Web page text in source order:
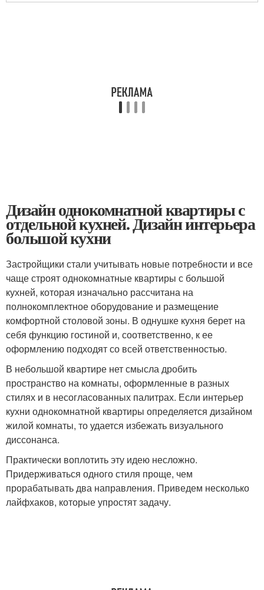
Дизайн однокомнатной квартиры с
отдельной кухней. Дизайн интерьера
большой кухни
Застройщики стали учитывать новые потребности и все
чаще строят однокомнатные квартиры с большой
кухней, которая изначально рассчитана на
полнокомплектное оборудование и размещение
комфортной столовой зоны. В однушке кухня берет на
себя функцию гостиной и, соответственно, к ее
оформлению подходят со всей ответственностью.
В небольшой квартире нет смысла дробить
пространство на комнаты, оформленные в разных
стилях и в несогласованных палитрах. Если интерьер
кухни однокомнатной квартиры определяется дизайном
жилой комнаты, то удается избежать визуального
диссонанса.
Практически воплотить эту идею несложно.
Придерживаться одного стиля проще, чем
прорабатывать два направления. Приведем несколько
лайфхаков, которые упростят задачу.